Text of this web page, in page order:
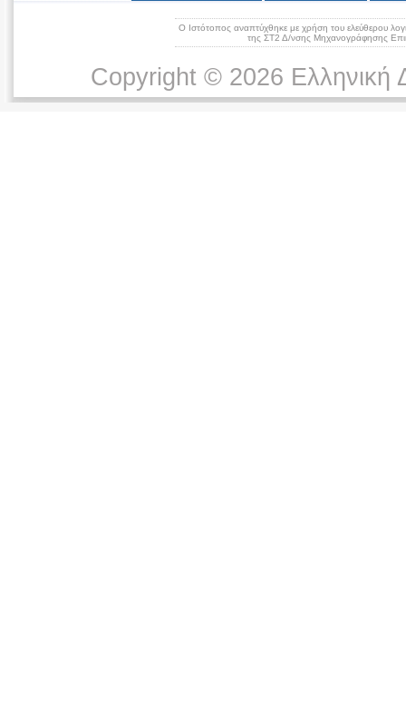
Ο Ιστότοπος αναπτύχθηκε με χρήση του ελεύθερου
της ΣΤ2 Δ/νσης Μηχανογράφησης
Copyright © 2026